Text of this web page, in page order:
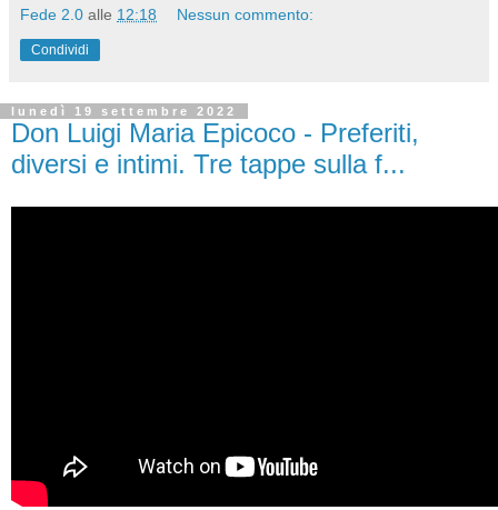
Fede 2.0 alle 12:18 Nessun commento:
Condividi
lunedì 19 settembre 2022
Don Luigi Maria Epicoco - Preferiti,
diversi e intimi. Tre tappe sulla f...